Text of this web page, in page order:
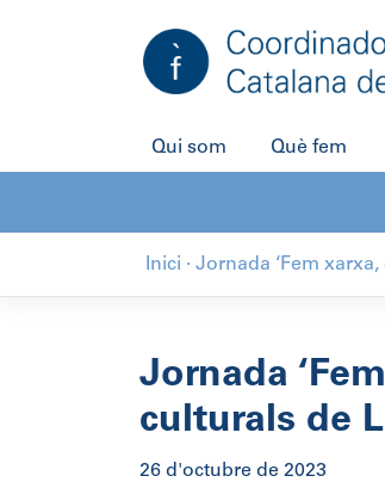
Qui som Què fem
Inici · Jornada ‘Fem
Jornada
culturals de
26 d'octubre de 2023